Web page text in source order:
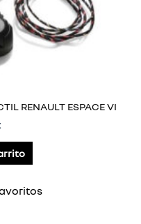
RENAULT ESPACE VI